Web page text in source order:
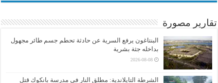
تقارير مصورة
البنتاغون يرفع السرية عن حادثة تحطم جسم طائر مجهول
بداخله جثة بشرية
2026-08-08
الشرطة التايلاندية: مطلق النار في مدرسة بانكوك قتل